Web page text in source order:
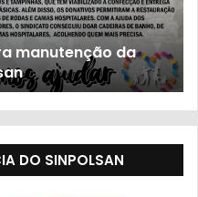
manutenção da
DO SINPOLSAN